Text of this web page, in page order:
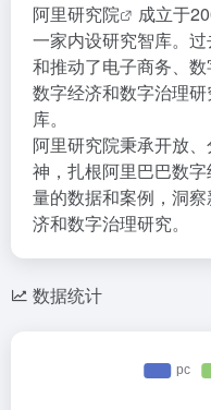
阿里研究院
成立于
一家内设研究智库。
和推动了电子商务、
数字经济和数字治理
库。
阿里研究院秉承开放
神，扎根阿里巴巴数
量的数据和案例，洞
济和数字治理研究。
数据统计